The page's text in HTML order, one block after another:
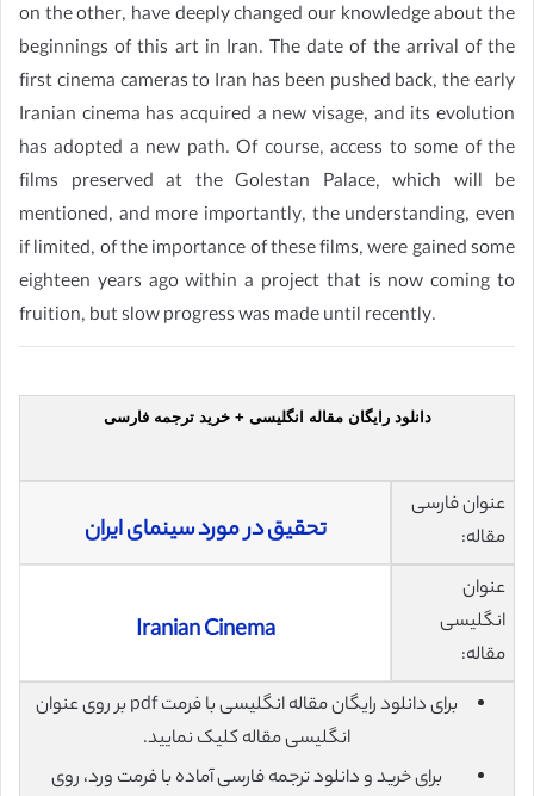
on the other, have deeply changed our knowledge about the
beginnings of this art in Iran. The date of the arrival of the
first cinema cameras to Iran has been pushed back, the early
Iranian cinema has acquired a new visage, and its evolution
has adopted a new path. Of course, access to some of the
films preserved at the Golestan Palace, which will be
mentioned, and more importantly, the understanding, even
if limited, of the importance of these films, were gained some
eighteen years ago within a project that is now coming to
fruition, but slow progress was made until recently.
دانلود رایگان مقاله انگلیسی + خرید ترجمه فارسی
عنوان فارسی
مقاله:
تحقیق در مورد سینمای ایران
عنوان
انگلیسی
مقاله:
Iranian Cinema
برای دانلود رایگان مقاله انگلیسی با فرمت pdf بر روی عنوان
انگلیسی مقاله کلیک نمایید.
برای خرید و دانلود ترجمه فارسی آماده با فرمت ورد، روی